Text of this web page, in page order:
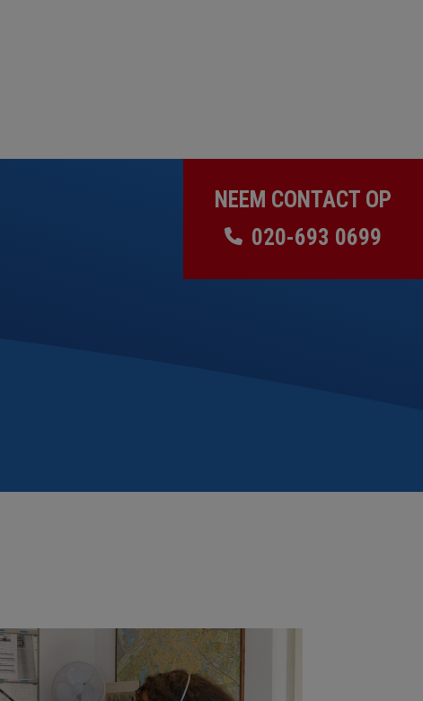
NEEM CONTACT OP
020-693 0699